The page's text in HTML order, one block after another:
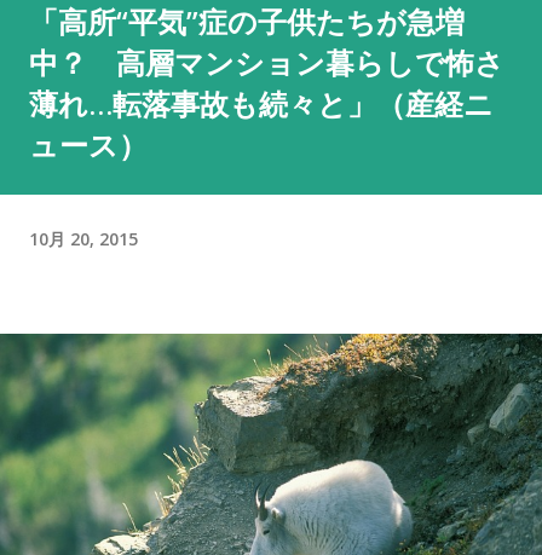
「高所“平気”症の子供たちが急増
中？ 高層マンション暮らしで怖さ
薄れ…転落事故も続々と」（産経ニ
ュース）
10月 20, 2015